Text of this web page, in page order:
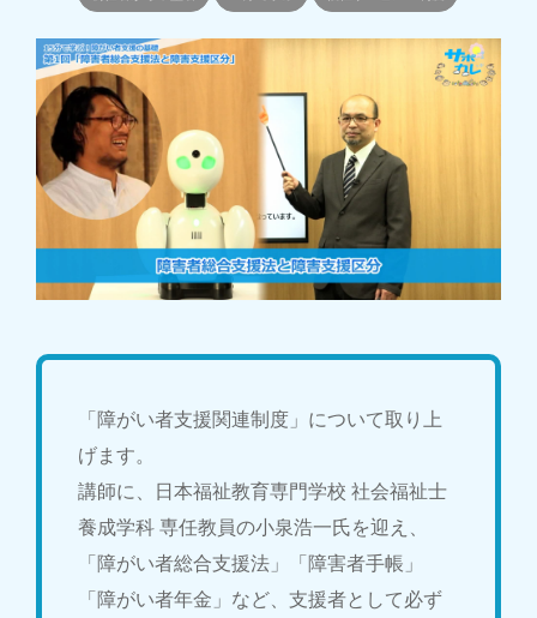
「障がい者支援関連制度」について取り上
げます。
講師に、日本福祉教育専門学校 社会福祉士
養成学科 専任教員の小泉浩一氏を迎え、
「障がい者総合支援法」「障害者手帳」
「障がい者年金」など、支援者として必ず